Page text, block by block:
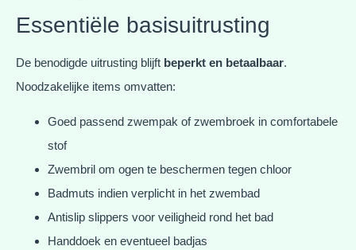
Essentiële basisuitrusting
De benodigde uitrusting blijft beperkt en betaalbaar.
Noodzakelijke items omvatten:
Goed passend zwempak of zwembroek in comfortabele
stof
Zwembril om ogen te beschermen tegen chloor
Badmuts indien verplicht in het zwembad
Antislip slippers voor veiligheid rond het bad
Handdoek en eventueel badjas